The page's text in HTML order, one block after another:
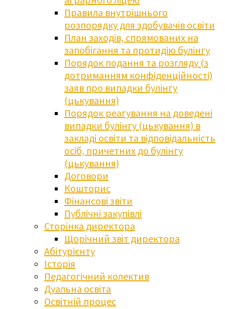
Правила внутрішнього
розпорядку для здобувачів освіти
План заходів, спрямованих на
запобігання та протидію булінгу
Порядок подання та розгляду (з
дотриманням конфіденційності)
заяв про випадки булінгу
(цькування)
Порядок реагування на доведені
випадки булінгу (цькування) в
закладі освіти та відповідальність
осіб, причетних до булінгу
(цькування)
Договори
Кошторис
Фінансові звіти
Публічні закупівлі
Сторінка директора
Щорічний звіт директора
Абітурієнту
Історія
Педагогічний колектив
Дуальна освіта
Освітній процес